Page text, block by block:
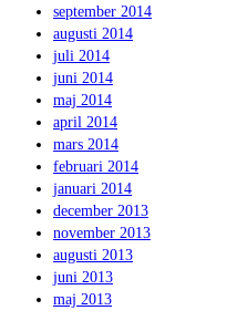
september 2014
augusti 2014
juli 2014
juni 2014
maj 2014
april 2014
mars 2014
februari 2014
januari 2014
december 2013
november 2013
augusti 2013
juni 2013
maj 2013